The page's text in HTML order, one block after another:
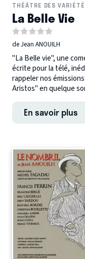
THÉÂTRE DES
La Belle Vie
de Jean ANOUILH
"La Belle vie", une
écrite pour la télé,
rappeler nos
Aristos" en quelque
En savoir plus